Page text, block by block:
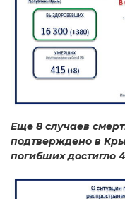
Еще 8 случаев
подтверждено в
погибших достигло